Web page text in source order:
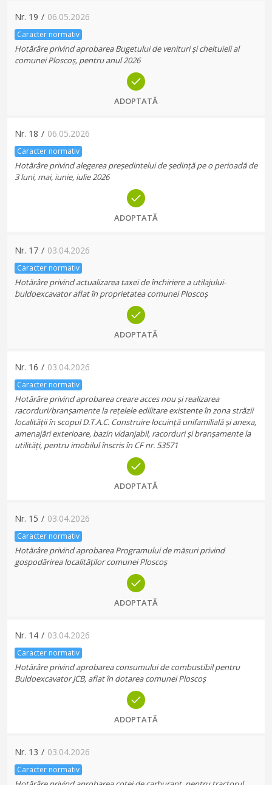
Nr. 19 / 06.05.2026
Caracter normativ
Hotărâre privind aprobarea Bugetului de venituri și cheltuieli al
comunei Ploscoș, pentru anul 2026
ADOPTATĂ
Nr. 18 / 06.05.2026
Caracter normativ
Hotărâre privind alegerea președintelui de ședință pe o perioadă de
3 luni, mai, iunie, iulie 2026
ADOPTATĂ
Nr. 17 / 03.04.2026
Caracter normativ
Hotărâre privind actualizarea taxei de închiriere a utilajului-
buldoexcavator aflat în proprietatea comunei Ploscoș
ADOPTATĂ
Nr. 16 / 03.04.2026
Caracter normativ
Hotărâre privind aprobarea creare acces nou și realizarea
racorduri/branșamente la rețelele edilitare existente în zona străzii
localității în scopul D.T.A.C. Construire locuință unifamilială și anexa,
amenajări exterioare, bazin vidanjabil, racorduri și branșamente la
utilități, pentru imobilul înscris în CF nr. 53571
ADOPTATĂ
Nr. 15 / 03.04.2026
Caracter normativ
Hotărâre privind aprobarea Programului de măsuri privind
gospodărirea localităților comunei Ploscoș
ADOPTATĂ
Nr. 14 / 03.04.2026
Caracter normativ
Hotărâre privind aprobarea consumului de combustibil pentru
Buldoexcavator JCB, aflat în dotarea comunei Ploscoș
ADOPTATĂ
Nr. 13 / 03.04.2026
Caracter normativ